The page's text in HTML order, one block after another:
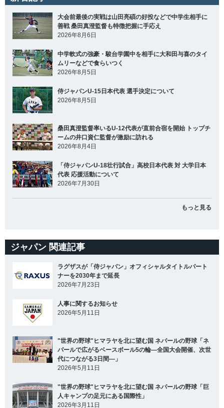
大会前最後の実戦は山田亮碩の好投などで中学生相手に
善戦 桑田真澄監督も特徴把握に手応え
2026年8月6日
中学軟式の強豪・駿台学園中を相手に大和田与喜のタイ
ムリーなどで食らいつく
2026年8月5日
侍ジャパンU-15日本代表 選手決定について
2026年8月5日
桑田真澄監督率いるU-12代表が直前合宿を開始 トップチ
ームの井口資仁監督が激励に訪れる
2026年8月4日
「侍ジャパンU-18壮行試合」高校日本代表 対 大学日本
代表 応援活動について
2026年7月30日
もっと見る
ジャパン 関連記事
ラグザスが「侍ジャパン」オフィシャルタイトルパート
ナーを2030年まで延長
2026年7月23日
人事に関するお知らせ
2026年5月11日
"世界の野球"ヒマラヤを北に望む国 ネパールの野球「ネ
パールで広がるベースボール5の輪―全国大会開催、次世
代につながる3日間―」
2026年5月11日
"世界の野球"ヒマラヤを北に望む国 ネパールの野球「巨
人キャンプの足元にある国際性」
2026年3月11日